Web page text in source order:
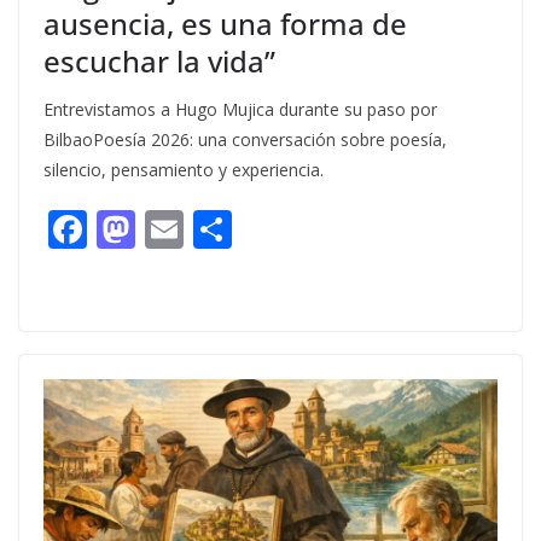
ausencia, es una forma de
escuchar la vida”
Entrevistamos a Hugo Mujica durante su paso por
BilbaoPoesía 2026: una conversación sobre poesía,
silencio, pensamiento y experiencia.
F
o
o
k
M
o
n
E
ar
ti
r